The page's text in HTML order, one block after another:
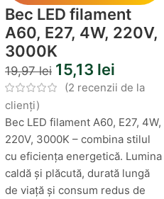
Bec LED filament
A60, E27, 4W, 220V,
3000K
19,97lei 15,13 lei
(2 recenzii de la
clienți)
Bec LED filament A60, E27, 4W,
220V, 3000K – combina stilul
cu eficiența energetică. Lumina
caldă și plăcută, durată lungă
de viață și consum redus de